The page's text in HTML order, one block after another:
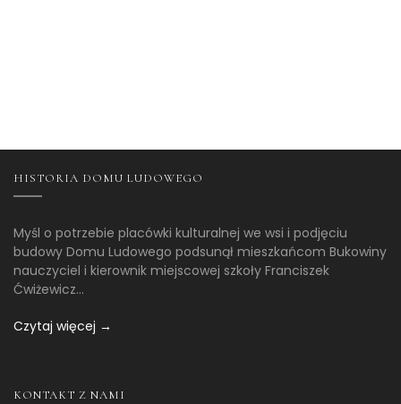
HISTORIA DOMU LUDOWEGO
Myśl o potrzebie placówki kulturalnej we wsi i podjęciu
budowy Domu Ludowego podsunął mieszkańcom Bukowiny
nauczyciel i kierownik miejscowej szkoły Franciszek
Ćwiżewicz...
Czytaj więcej →
KONTAKT Z NAMI